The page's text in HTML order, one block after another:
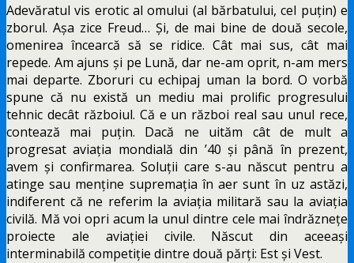
Adevăratul vis erotic al omului (al bărbatului, cel puțin) e
zborul. Așa zice Freud… Și, de mai bine de două secole,
omenirea încearcă să se ridice. Cât mai sus, cât mai
repede. Am ajuns și pe Lună, dar ne-am oprit, n-am mers
mai departe. Zboruri cu echipaj uman la bord. O vorbă
spune că nu există un mediu mai prolific progresului
tehnic decât războiul. Că e un război real sau unul rece,
contează mai puțin. Dacă ne uităm cât de mult a
progresat aviația mondială din ’40 și până în prezent,
avem și confirmarea. Soluții care s-au născut pentru a
atinge sau menține supremația în aer sunt în uz astăzi,
indiferent că ne referim la aviația militară sau la aviația
civilă. Mă voi opri acum la unul dintre cele mai îndrăznețe
proiecte ale aviației civile. Născut din aceeași
interminabilă competiție dintre două părți: Est și Vest.